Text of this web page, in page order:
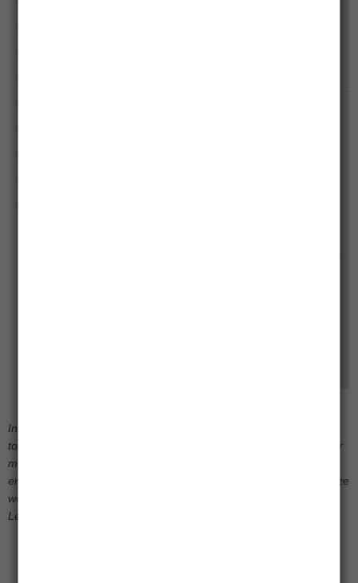
In het verleden behaalde resultaten bieden geen garantie voor de
toekomst. Voor dit beleggingsfonds is een prospectus beschikbaar
met daarin meer informatie over het beleggingsbeleid, de kosten
en de risico’s. Het prospectus is te lezen en te downloaden op deze
website.
Lees het